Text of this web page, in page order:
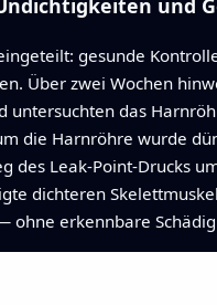
und
gesunde
Über zwei Wochen
untersuchten das
die Harnröhre wurde
des Leak-Point-Drucks
dichteren
ohne erkennbare